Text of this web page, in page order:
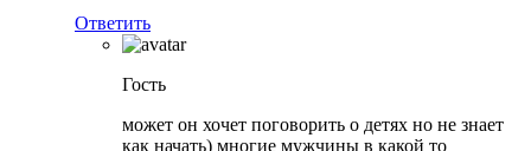
Ответить
Гость
может он хочет поговорить о детях но не знает
как начать) многие мужчины в какой то